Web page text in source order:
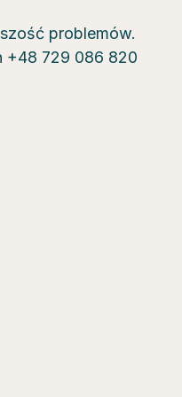
problemów.
+48 729 086 820